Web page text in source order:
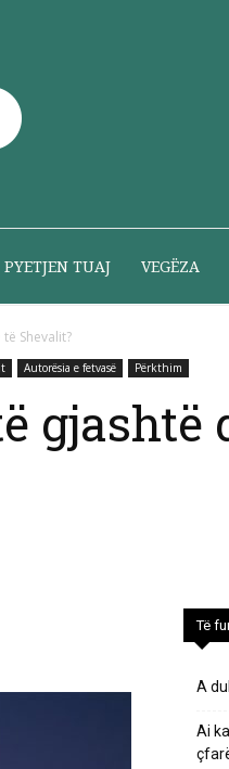
PYETJEN TUAJ VEGËZA
Shevalit?
Autorësia e fetvasë Përkthim
gjashtë
Të
A
Ai